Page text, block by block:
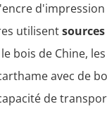
utilisent
bois de Chine,
avec de
de